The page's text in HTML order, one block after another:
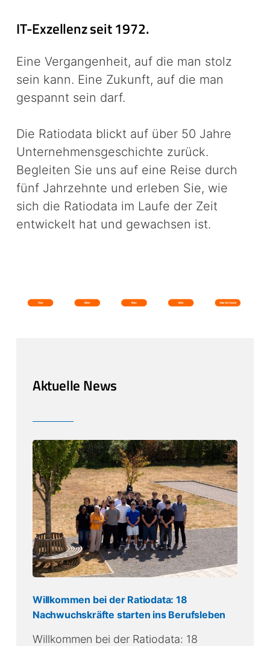
IT-Exzellenz seit 1972.
Eine Vergangenheit, auf die man stolz
sein kann. Eine Zukunft, auf die man
gespannt sein darf.
Die Ratiodata blickt auf über 50 Jahre
Unternehmensgeschichte zurück.
Begleiten Sie uns auf eine Reise durch
fünf Jahrzehnte und erleben Sie, wie
sich die Ratiodata im Laufe der Zeit
entwickelt hat und gewachsen ist.
Aktuelle News
Willkommen bei der Ratiodata: 18
Nachwuchskräfte starten ins Berufsleben
Willkommen bei der Ratiodata: 18